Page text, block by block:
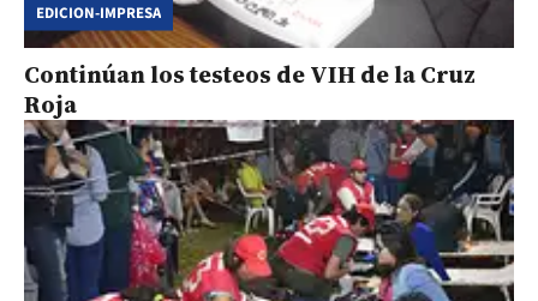
EDICION-IMPRESA
Continúan los testeos de VIH de la Cruz
Roja